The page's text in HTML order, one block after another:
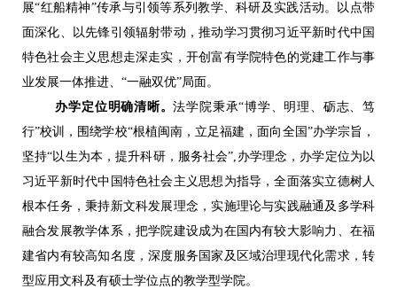
展“红船精神”传承与引领等系列教学、科研及实践活动。 以点带
面深化、以先锋引领辐射带动，推动学习贯彻习近平新时代中国
特色社会主义思想走深走实，开创富有学院特色的党建工作与事
业发展一体推进、 “一融双优”局面。
办学定位明确清晰。法学院秉承“博学、明理、砺志、笃
行”校训，围绕学校“根植闽南，立足福建，面向全国”办学宗旨，
坚持“以生为本，提升科研，服务社会”,办学理念，办学定位为以
习近平新时代中国特色社会主义思想为指导，全面落实立德树人
根本任务，秉持新文科发展理念，实施理论与实践融通及多学科
融合发展教学体系，把学院建设成为在国内有较大影响力、在福
建省内有较高知名度，深度服务国家及区域治理现代化需求，转
型应用文科及有硕士学位点的教学型学院。